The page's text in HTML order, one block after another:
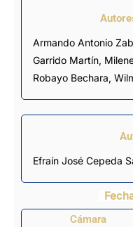
Armando Antonio
Garrido Martín,
Robayo Bechara,
Efraín José Cepeda
Cámara